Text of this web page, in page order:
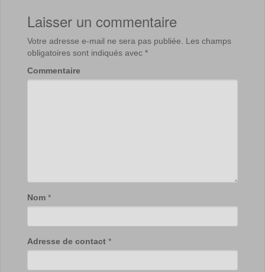
Laisser un commentaire
Votre adresse e-mail ne sera pas publiée. Les champs
obligatoires sont indiqués avec *
Commentaire
Nom *
Adresse de contact *